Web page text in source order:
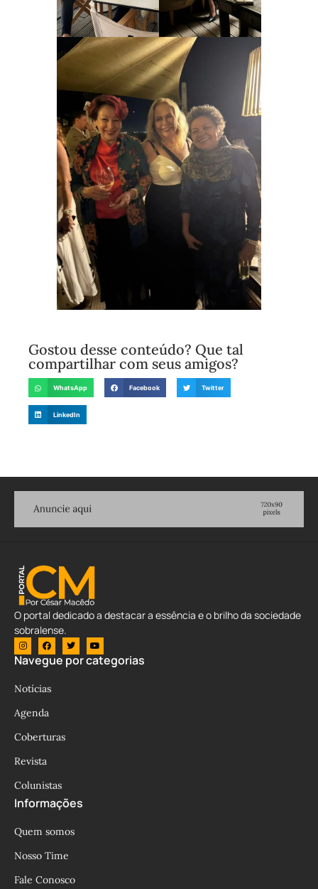
Gostou desse conteúdo? Que tal
compartilhar com seus amigos?
WhatsApp Facebook Twitter
LinkedIn
O portal dedicado a destacar a essência e o brilho da sociedade
sobralense.
Navegue por categorias
Notícias
Agenda
Coberturas
Revista
Colunistas
Informações
Quem somos
Nosso Time
Fale Conosco